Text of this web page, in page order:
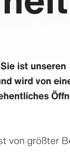
ist unseren
wird von
von größter